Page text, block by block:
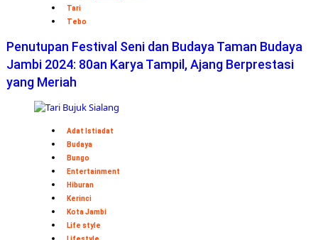
Tari
Tebo
Penutupan Festival Seni dan Budaya Taman Budaya
Jambi 2024: 80an Karya Tampil, Ajang Berprestasi
yang Meriah
Adat Istiadat
Budaya
Bungo
Entertainment
Hiburan
Kerinci
Kota Jambi
Life style